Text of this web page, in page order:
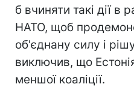
б вчиняти такі дії в
НАТО, щоб
об'єднану силу і
виключив, що
меншої коаліції.